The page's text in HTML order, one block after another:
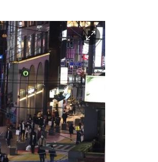
이
미
지
확
대